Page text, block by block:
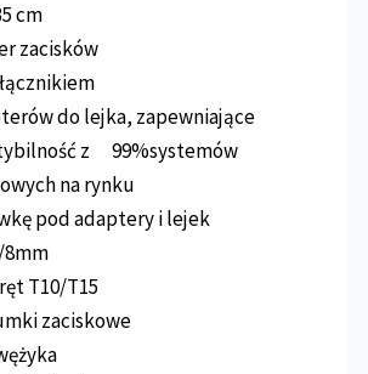
cm
zacisków
do lejka, zapewniające
z 99%systemów
na rynku
pod adaptery i lejek
T10/T15
zaciskowe